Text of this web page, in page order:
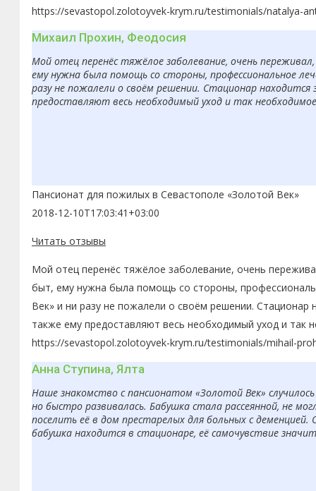
https://sevastopol.zolotoyvek-krym.ru/testimonials/natalya-
Михаил Прохин, Феодосия
Мой отец перенёс тяжёлое заболевание, очень
ему нужна была помощь со стороны, профессиональное
разу не пожалели о своём решении. Стационар
предоставляют весь необходимый уход и так
Пансионат для пожилых в Севастополе «Золотой Век»
2018-12-10T17:03:41+03:00
Читать отзывы
Мой отец перенёс тяжёлое заболевание, очень
быт, ему нужна была помощь со стороны,
Век» и ни разу не пожалели о своём решении.
также ему предоставляют весь необходимый уход и так
https://sevastopol.zolotoyvek-krym.ru/testimonials/mihail-
Анна Ступина, Ялта
Наше знакомство с пансионатом «Золотой Век»
но быстро развивалась. Бабушка стала рассеянной, не
поселить её в дом престарелых для больных с деменцией.
бабушка находится в стационаре, её самочувствие